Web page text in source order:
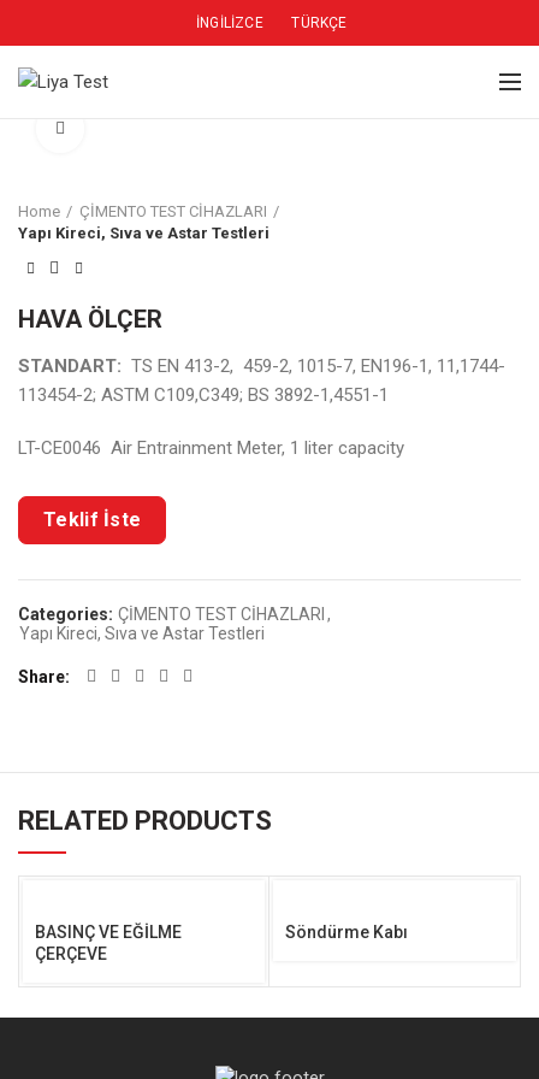
İNGILIZCE TÜRKÇE
Home
ÇİMENTO TEST CİHAZLARI
Yapı Kireci, Sıva ve Astar Testleri
HAVA ÖLÇER
STANDART: TS EN 413-2, 459-2, 1015-7, EN196-1, 11,1744-
113454-2; ASTM C109,C349; BS 3892-1,4551-1
LT-CE0046 Air Entrainment Meter, 1 liter capacity
Categories: ÇİMENTO TEST CİHAZLARI ,
Yapı Kireci, Sıva ve Astar Testleri
Share
RELATED PRODUCTS
BASINÇ VE EĞİLME
ÇERÇEVE
Söndürme Kabı